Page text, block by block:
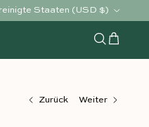
Region
Staaten (USD $)
Suchen
Zurück Weiter